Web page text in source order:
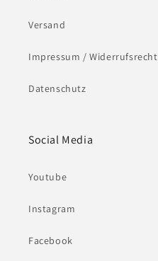
Versand
Impressum / Widerrufsrecht
Datenschutz
Social Media
Youtube
Instagram
Facebook